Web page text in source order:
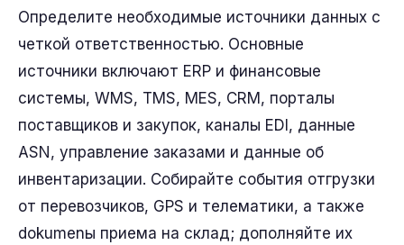
Определите необходимые источники данных с
четкой ответственностью. Основные
источники включают ERP и финансовые
системы, WMS, TMS, MES, CRM, порталы
поставщиков и закупок, каналы EDI, данные
ASN, управление заказами и данные об
инвентаризации. Собирайте события отгрузки
от перевозчиков, GPS и телематики, а также
dokumenы приема на склад; дополняйте их